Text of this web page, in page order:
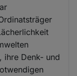
ihre Denk- und